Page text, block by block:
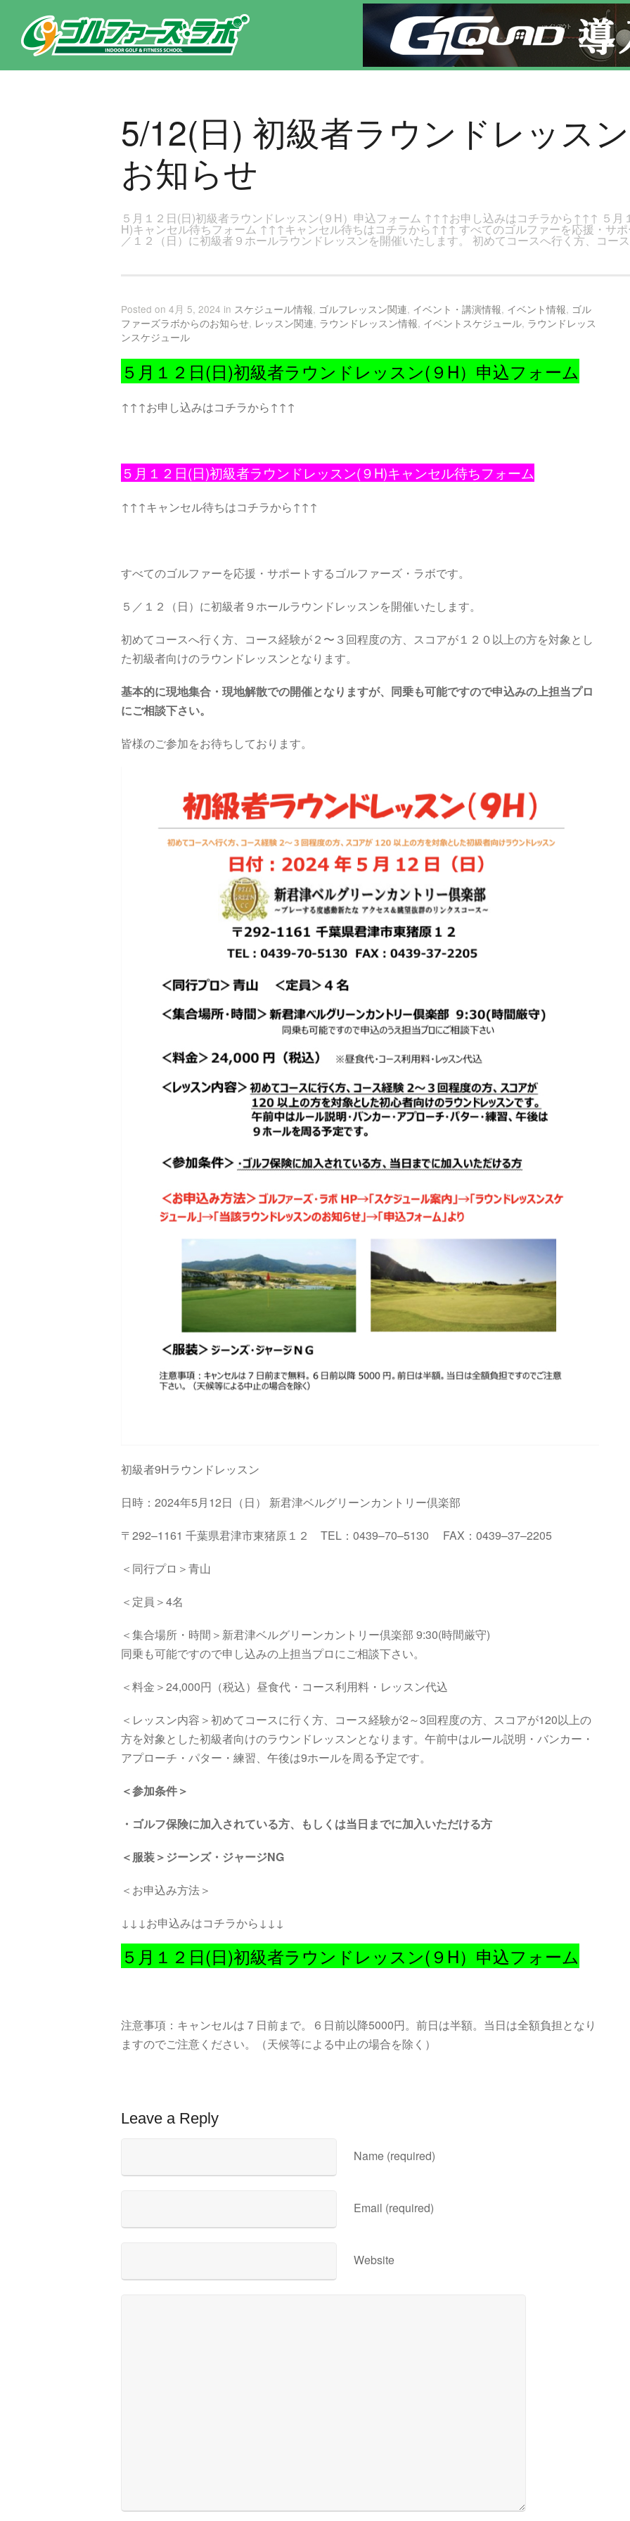
東京都新宿区・文京区ゴルフレッスンのゴルファーズ・ラボ » 5/12(日) 初級者ラウンドレッスン(9Ｈ)開催のお知らせのページです。新宿区、若松河田で気軽にゴルフレッスン！
5/12(日) 初級者ラウンドレッス
お知らせ
５月１２日(日)初級者ラウンドレッスン(９H）申込フォーム ↑↑↑お申し込みはコチラから↑↑↑ ５月
H)キャンセル待ちフォーム ↑↑↑キャンセル待ちはコチラから↑↑↑ すべてのゴルファーを応援・サポ
／１２（日）に初級者９ホールラウンドレッスンを開催いたします。 初めてコースへ行く方、コー
Posted on 4月 5, 2024 in スケジュール情報, ゴルフレッスン関連, イベント・講演情報, イベント情報, ゴル
ファーズラボからのお知らせ, レッスン関連, ラウンドレッスン情報, イベントスケジュール, ラウンドレッス
ンスケジュール
５月１２日(日)初級者ラウンドレッスン(９H）申込フォーム
↑↑↑お申し込みはコチラから↑↑↑
５月１２日(日)初級者ラウンドレッスン(９H)キャンセル待ちフォーム
↑↑↑キャンセル待ちはコチラから↑↑↑
すべてのゴルファーを応援・サポートするゴルファーズ・ラボです。
５／１２（日）に初級者９ホールラウンドレッスンを開催いたします。
初めてコースへ行く方、コース経験が２〜３回程度の方、スコアが１２０以上の方を対象とし
た初級者向けのラウンドレッスンとなります。
基本的に現地集合・現地解散での開催となりますが、同乗も可能ですので申込みの上担当プロ
にご相談下さい。
皆様のご参加をお待ちしております。
初級者9Hラウンドレッスン
日時：2024年5月12日（日） 新君津ベルグリーンカントリー倶楽部
〒292–1161 千葉県君津市東猪原１２ TEL ： 0439–70–5130 FAX ： 0439–37–2205
＜同行プロ＞青山
＜定員＞4名
＜集合場所・時間＞ 新君津ベルグリーンカントリー倶楽部 9:30(時間厳守)
同乗も可能ですので申し込みの上担当プロにご相談下さい。
＜料金＞24,000円（税込）昼食代・コース利用料・レッスン代込
＜レッスン内容＞初めてコースに行く方、コース経験が2～3回程度の方、スコアが120以上の
方を対象とした初級者向けのラウンドレッスンとなります。午前中はルール説明・バンカー・
アプローチ・パター・練習、午後は9ホールを周る予定です。
＜参加条件＞
・ ゴルフ保険に加入されている方、もしくは当日までに加入いただける方
＜服装＞ジーンズ・ジャージNG
＜お申込み方法＞
↓↓↓お申込みはコチラから↓↓↓
５月１２日(日)初級者ラウンドレッスン(９H）申込フォーム
注意事項：キャンセルは７日前まで。６日前以降5000円。前日は半額。当日は全額負担となり
ますのでご注意ください。（天候等による中止の場合を除く）
Leave a Reply
Name (required)
Email (required)
Website